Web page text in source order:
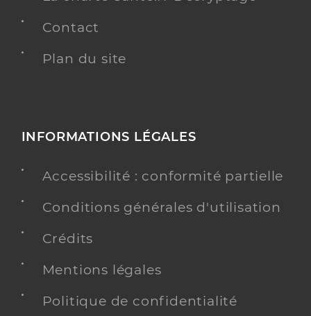
Contact
Plan du site
INFORMATIONS LÉGALES
Accessibilité : conformité partielle
Conditions générales d'utilisation
Crédits
Mentions légales
Politique de confidentialité